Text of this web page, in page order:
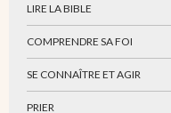
LIRE LA BIBLE
COMPRENDRE SA FOI
SE CONNAÎTRE ET AGIR
PRIER